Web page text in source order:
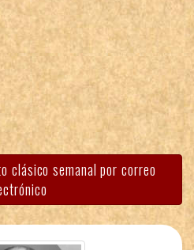
clásico semanal por correo